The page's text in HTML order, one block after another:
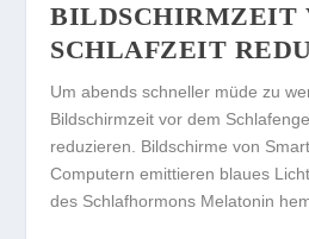
BILDSCHIRMZEIT
SCHLAFZEIT
Um abends schneller müde zu
Bildschirmzeit vor dem
reduzieren. Bildschirme von
Computern emittieren blaues Licht
des Schlafhormons Melatonin